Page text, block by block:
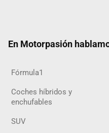
En Motorpasión
Fórmula1
Coches híbridos y
enchufables
SUV